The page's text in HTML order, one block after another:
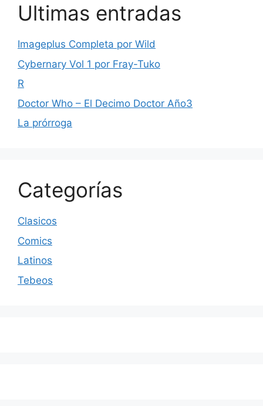
Ultimas entradas
Imageplus Completa por Wild
Cybernary Vol 1 por Fray-Tuko
R
Doctor Who – El Decimo Doctor Año3
La prórroga
Categorías
Clasicos
Comics
Latinos
Tebeos